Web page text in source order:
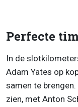
Perfecte
In de
Adam Yates op
samen te
zien, met Anton